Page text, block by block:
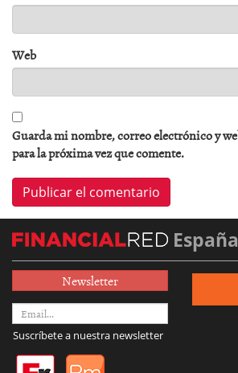
Web
Guarda mi nombre, correo electrónico y
para la próxima vez que comente.
España
Newsletter
Suscríbete a nuestra newsletter